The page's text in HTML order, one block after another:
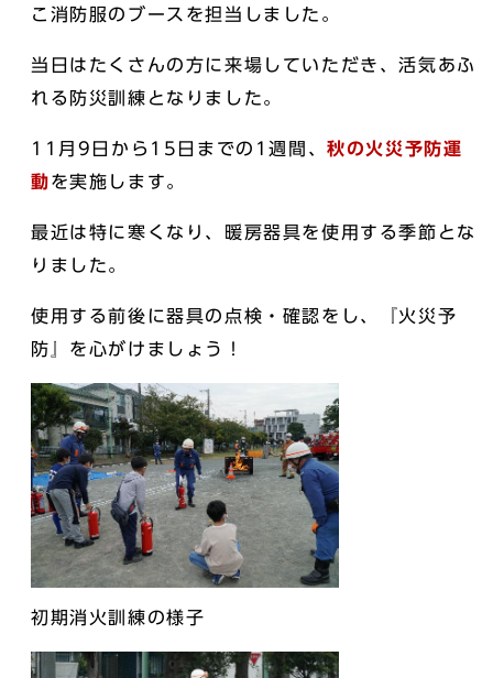
こ消防服のブースを担当しました。
当日はたくさんの方に来場していただき、活気あふ
れる防災訓練となりました。
11月9日から15日までの1週間、秋の火災予防運
動を実施します。
最近は特に寒くなり、暖房器具を使用する季節とな
りました。
使用する前後に器具の点検・確認をし、『火災予
防』を心がけましょう！
初期消火訓練の様子